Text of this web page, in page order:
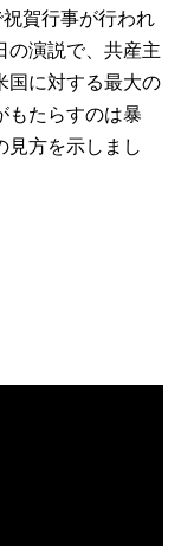
賀行事が行われ
の演説で、共産主
国に対する最大の
もたらすのは暴
見方を示しまし